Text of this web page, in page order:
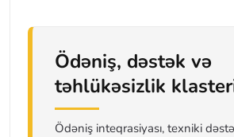
Ödəniş, dəstək və
təhlükəsizlik
Ödəniş inteqrasiyası, texniki